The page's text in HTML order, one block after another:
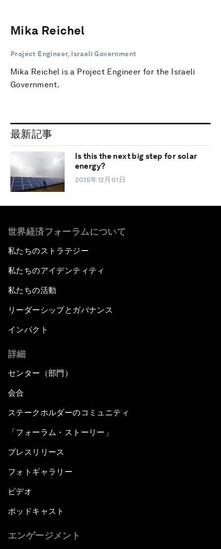
Mika Reichel
Project Engineer, Israeli Government
Mika Reichel is a Project Engineer for the Israeli
Government.
最新記事
Is this the next big step for solar
energy?
2015年12月01日
世界経済フォーラムについて
私たちのストラテジー
私たちのアイデンティティ
私たちの活動
リーダーシップとガバナンス
インパクト
詳細
センター（部門）
会合
ステークホルダーのコミュニティ
「フォーラム・ストーリー」
プレスリリース
フォトギャラリー
ビデオ
ポッドキャスト
エンゲージメント